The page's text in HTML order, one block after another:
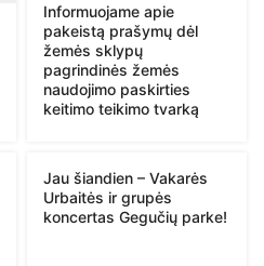
Informuojame apie
pakeistą prašymų dėl
žemės sklypų
pagrindinės žemės
naudojimo paskirties
keitimo teikimo tvarką
Jau šiandien – Vakarės
Urbaitės ir grupės
koncertas Gegučių parke!